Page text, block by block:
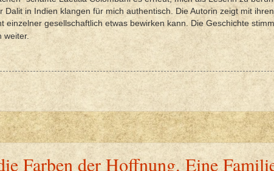
in Indien klangen für mich authentisch. Die Autorin zeigt mit
einzelner gesellschaftlich etwas bewirken kann. Die Geschichte
weiter.
Farben der Hoffnung. Eine